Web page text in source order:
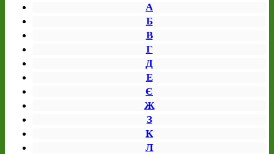
А
Б
В
Г
Д
Е
Є
Ж
З
К
Л